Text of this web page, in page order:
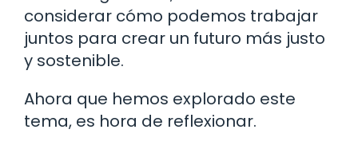
considerar cómo podemos trabajar
juntos para crear un futuro más justo
y sostenible.
Ahora que hemos explorado este
tema, es hora de reflexionar.